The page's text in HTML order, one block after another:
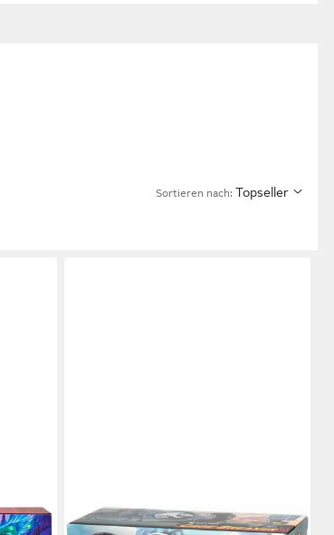
Sortieren nach: Topseller
EPOCH GAMES